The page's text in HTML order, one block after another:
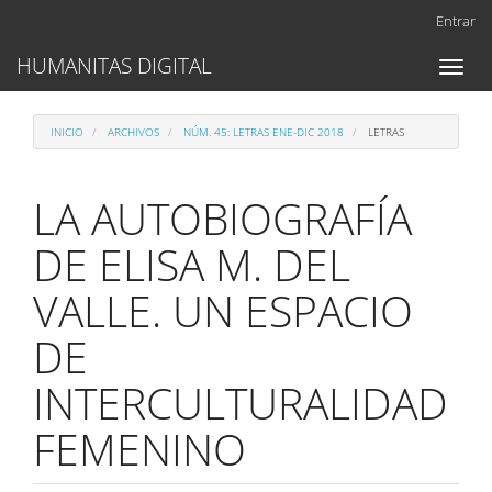
Contenido
principal
lateral
Entrar
Toggle
HUMANITAS DIGITAL
INICIO ARCHIVOS NÚM. 45: LETRAS ENE-DIC 2018 LETRAS
LA AUTOBIOGRAFÍA
DE ELISA M. DEL
VALLE. UN ESPACIO
DE
INTERCULTURALIDAD
FEMENINO